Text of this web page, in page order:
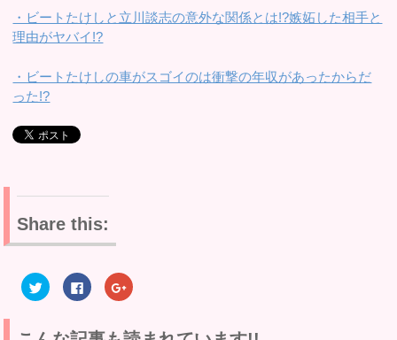
・ビートたけしと立川談志の意外な関係とは!?嫉妬した相手と
理由がヤバイ!?
・ビートたけしの車がスゴイのは衝撃の年収があったからだ
った!?
Share this:
ク
リ
て
F
a
o
ク
リ
し
て